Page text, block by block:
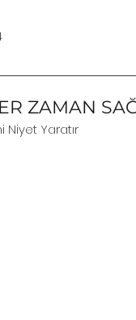
ZAMAN
Niyet Yaratır